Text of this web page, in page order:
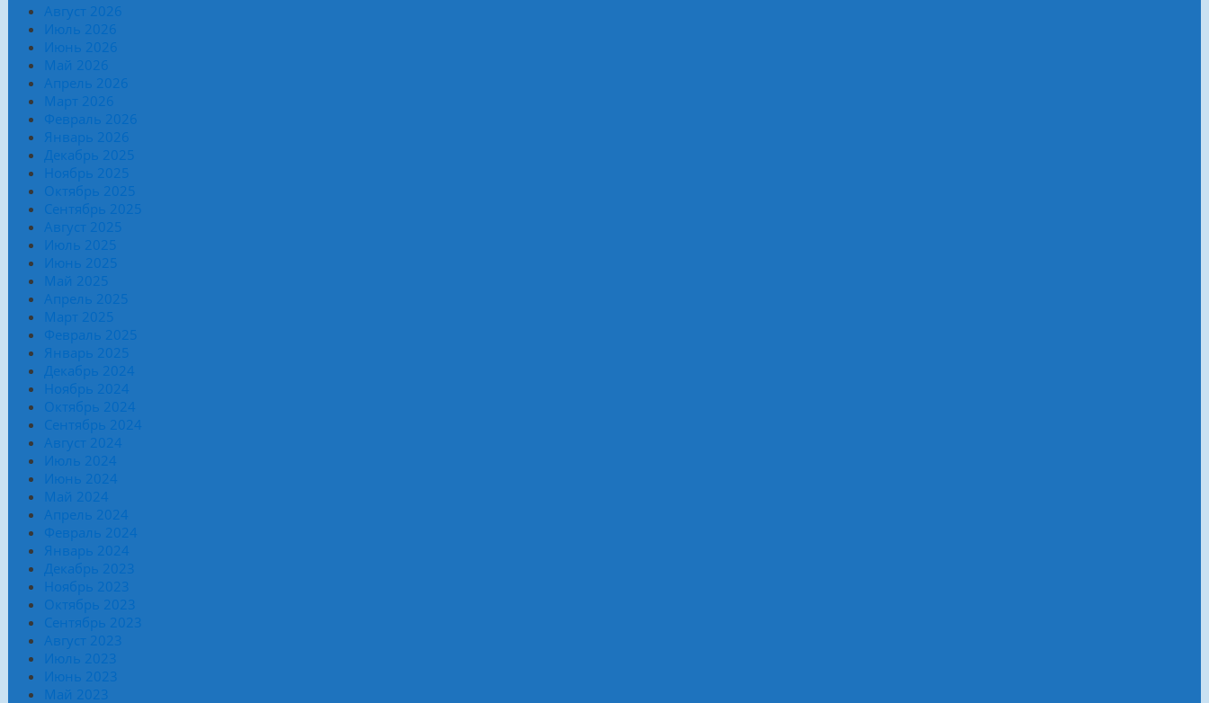
Август 2026
Июль 2026
Июнь 2026
Май 2026
Апрель 2026
Март 2026
Февраль 2026
Январь 2026
Декабрь 2025
Ноябрь 2025
Октябрь 2025
Сентябрь 2025
Август 2025
Июль 2025
Июнь 2025
Май 2025
Апрель 2025
Март 2025
Февраль 2025
Январь 2025
Декабрь 2024
Ноябрь 2024
Октябрь 2024
Сентябрь 2024
Август 2024
Июль 2024
Июнь 2024
Май 2024
Апрель 2024
Февраль 2024
Январь 2024
Декабрь 2023
Ноябрь 2023
Октябрь 2023
Сентябрь 2023
Август 2023
Июль 2023
Июнь 2023
Май 2023